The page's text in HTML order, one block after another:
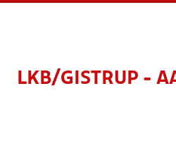
LKB/GISTRUP -